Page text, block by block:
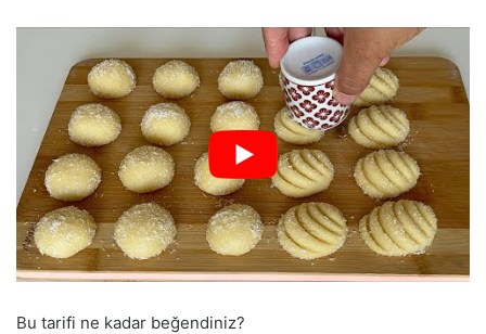
Bu tarifi ne kadar beğendiniz?